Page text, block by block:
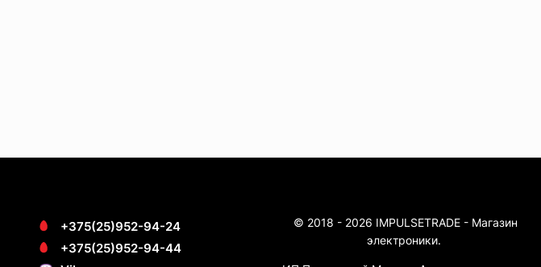
+375(25)952-94-24
+375(25)952-94-44
© 2018 - 2026 IMPULSETRADE - Магазин
электроники.